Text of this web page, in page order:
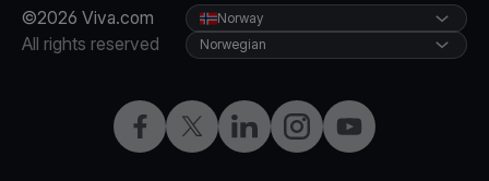
©2026 Viva.com
All rights reserved
Facebook
X LinkedInInstagramYouTube
Norway
Norwegian